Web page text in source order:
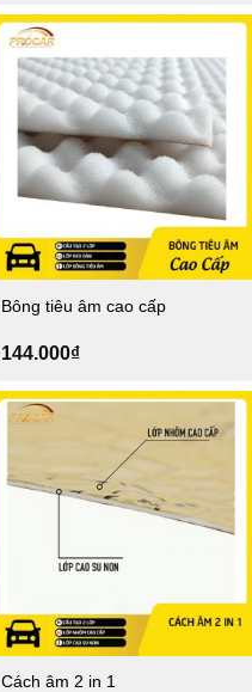
Bông tiêu âm cao cấp
144.000₫
Cách âm 2 in 1